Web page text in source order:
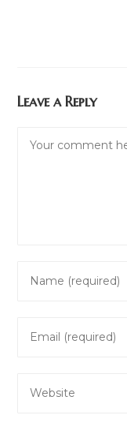
Leave a Reply
your
comment
your
address
your